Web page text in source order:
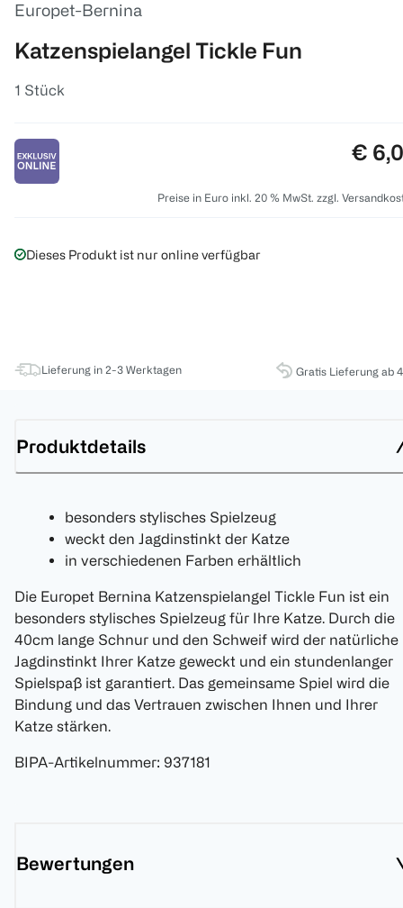
Europet-Bernina
Katzenspielangel Tickle Fun
1 Stück
€
Preise in Euro inkl. 20 % MwSt. zzgl.
Dieses Produkt ist nur online verfügbar
Lieferung in 2-3 Werktagen Gratis Lieferung ab
Produktdetails
besonders stylisches Spielzeug
weckt den Jagdinstinkt der Katze
in verschiedenen Farben erhältlich
Die Europet Bernina Katzenspielangel Tickle Fun ist ein
besonders stylisches Spielzeug für Ihre Katze. Durch die
40cm lange Schnur und den Schweif wird der natürliche
Jagdinstinkt Ihrer Katze geweckt und ein stundenlanger
Spielspaß ist garantiert. Das gemeinsame Spiel wird die
Bindung und das Vertrauen zwischen Ihnen und Ihrer
Katze stärken.
BIPA-Artikelnummer: 937181
Bewertungen